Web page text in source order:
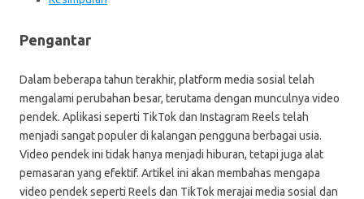
Pengantar
Dalam beberapa tahun terakhir, platform media sosial telah
mengalami perubahan besar, terutama dengan munculnya video
pendek. Aplikasi seperti TikTok dan Instagram Reels telah
menjadi sangat populer di kalangan pengguna berbagai usia.
Video pendek ini tidak hanya menjadi hiburan, tetapi juga alat
pemasaran yang efektif. Artikel ini akan membahas mengapa
video pendek seperti Reels dan TikTok merajai media sosial dan